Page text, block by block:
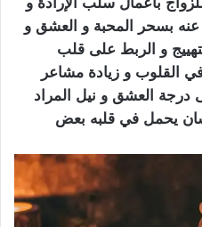
بسحر المحبة و العشق و
و الربط على قلب
القلوب و زيادة مشاعر
العشق و نيل المراد
يحمل في قلبه بعض